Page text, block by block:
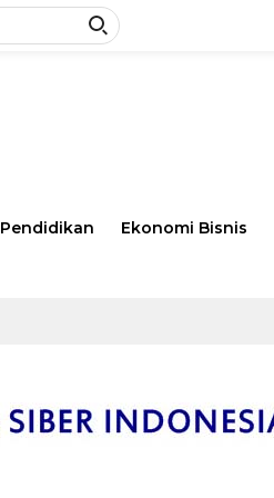
Pendidikan Ekonomi Bisnis